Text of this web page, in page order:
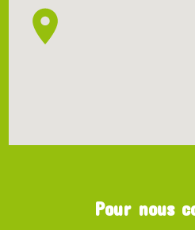
Pour nous